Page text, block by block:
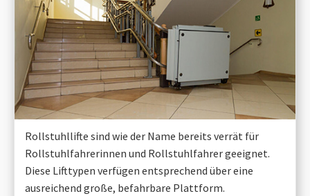
Rollstuhllifte sind wie der Name bereits verrät für
Rollstuhlfahrerinnen und Rollstuhlfahrer geeignet.
Diese Lifttypen verfügen entsprechend über eine
ausreichend große, befahrbare Plattform.